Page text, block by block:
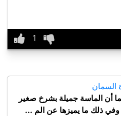
السمان
أن الماسة جميلة بشرخ صغير
ذلك ما يميزها عن الم ...